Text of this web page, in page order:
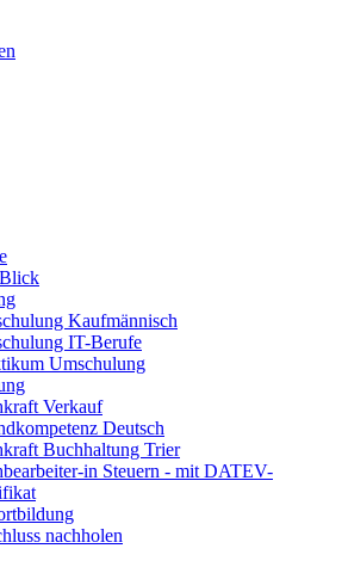
Kaufmännisch
IT-Berufe
Umschulung
Verkauf
Deutsch
Buchhaltung Trier
in Steuern - mit DATEV-
nachholen